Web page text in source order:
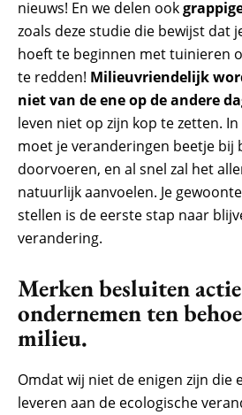
nieuws! En we delen ook
zoals deze studie die bewijst dat
hoeft te beginnen met tuinieren
te redden! Milieuvriendelijk
niet van de ene op de andere
leven niet op zijn kop te zetten.
moet je veranderingen beetje bij
doorvoeren, en al snel zal het
natuurlijk aanvoelen. Je
stellen is de eerste stap naar
verandering.
Merken besluiten
ondernemen ten
milieu.
Omdat wij niet de enigen zijn die
leveren aan de ecologische